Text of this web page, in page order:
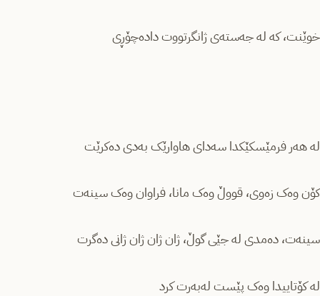
خوێنت، کە لە جەستەی ژانگرتووت دادەچۆڕی
لە هەر فرمێسکێکدا سەدای هاوارێک بەدی دەکرێت
کۆن وەک زەوی، قووڵ وەک مانا، فراوان وەک سینەت
سینەت، دەمدی لە جێی گوڵ، ژان ژان ژان ژانی دەگرت
لە کۆتاییدا وەک پێست لەبەرت کرد